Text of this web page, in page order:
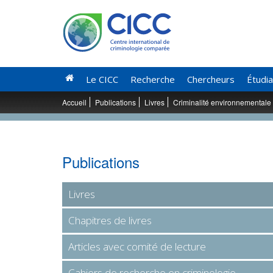
Le CICC Recherche Chercheurs
Accueil Publications Livres Criminalité environnementale
Publications
Livres
Chapitres de livres
Articles avec comité de lecture